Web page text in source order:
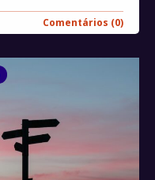
Comentários (0)